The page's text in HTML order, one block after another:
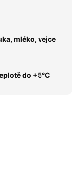
mléko, vejce
do +5°C